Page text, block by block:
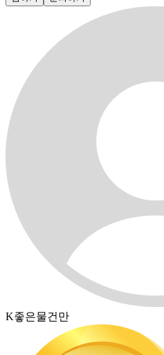
K좋은물건만